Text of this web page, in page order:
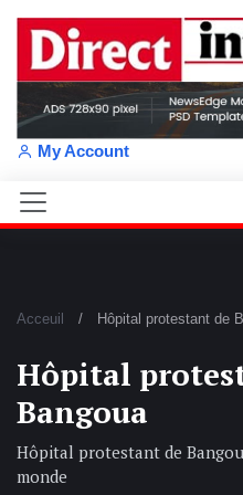
My Account
Acceuil Hôpital protestant de
Hôpital
Bangoua
Hôpital protestant de
monde